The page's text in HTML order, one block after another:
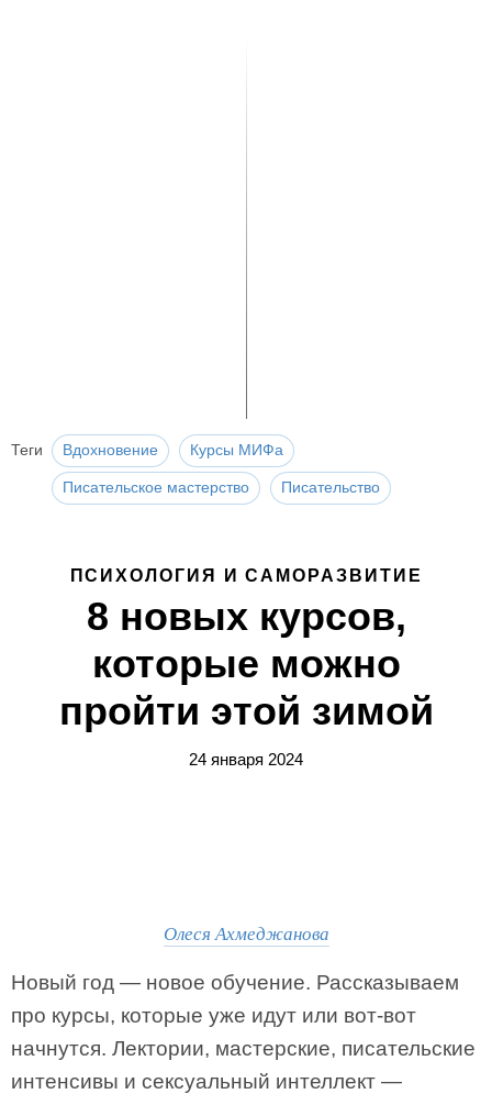
Теги Вдохновение Курсы МИФа
Писательское мастерство Писательство
ПСИХОЛОГИЯ И САМОРАЗВИТИЕ
8 новых курсов,
которые можно
пройти этой зимой
24 января 2024
Олеся Ахмеджанова
Новый год — новое обучение. Рассказываем
про курсы, которые уже идут или вот-вот
начнутся. Лектории, мастерские, писательские
интенсивы и сексуальный интеллект —